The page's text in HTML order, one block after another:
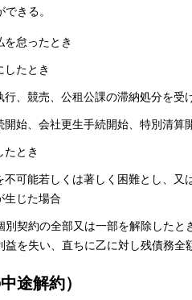
きる。
怠ったとき
したとき
、競売、公租公課の滞納処分を受
始、会社更生手続開始、特別清算
たとき
不可能若しくは著しく困難とし、又
生じた場合
契約の全部又は一部を解除した
を失い、直ちに乙に対し残債務全
途解約）